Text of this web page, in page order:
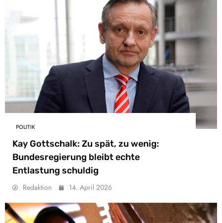
POLITIK
Kay Gottschalk: Zu spät, zu wenig:
Bundesregierung bleibt echte
Entlastung schuldig
Redaktion 14. April 2026